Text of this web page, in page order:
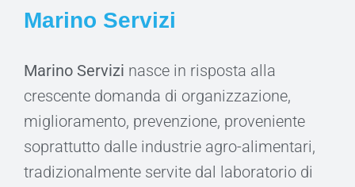
Marino Servizi
Marino Servizi nasce in risposta alla
crescente domanda di organizzazione,
miglioramento, prevenzione, proveniente
soprattutto dalle industrie agro-alimentari,
tradizionalmente servite dal laboratorio di